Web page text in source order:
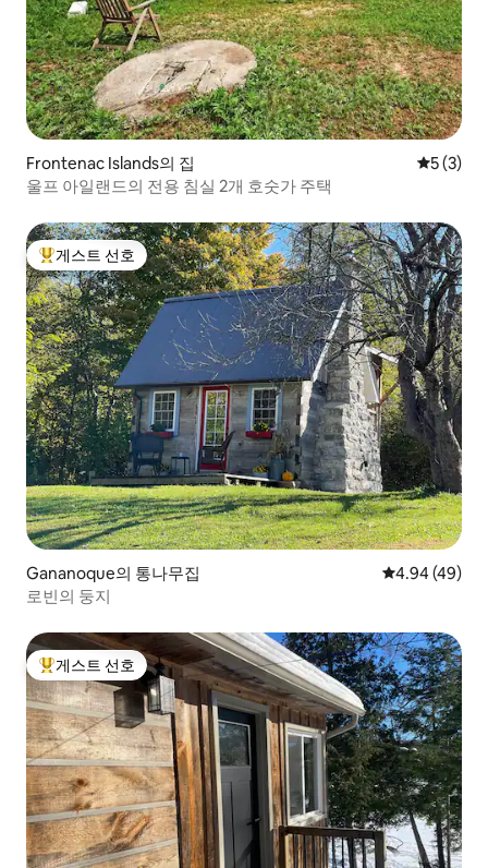
Frontenac Islands의 집 평점 5점
5 (3)
울프 아일랜드의 전용 침실 2개 호숫가 주택
상위 게스트 선호
게스트 선호
Gananoque의 통나무집 평점 4.94점(5
4.94 (49)
로빈의 둥지
상위 게스트 선호
게스트 선호